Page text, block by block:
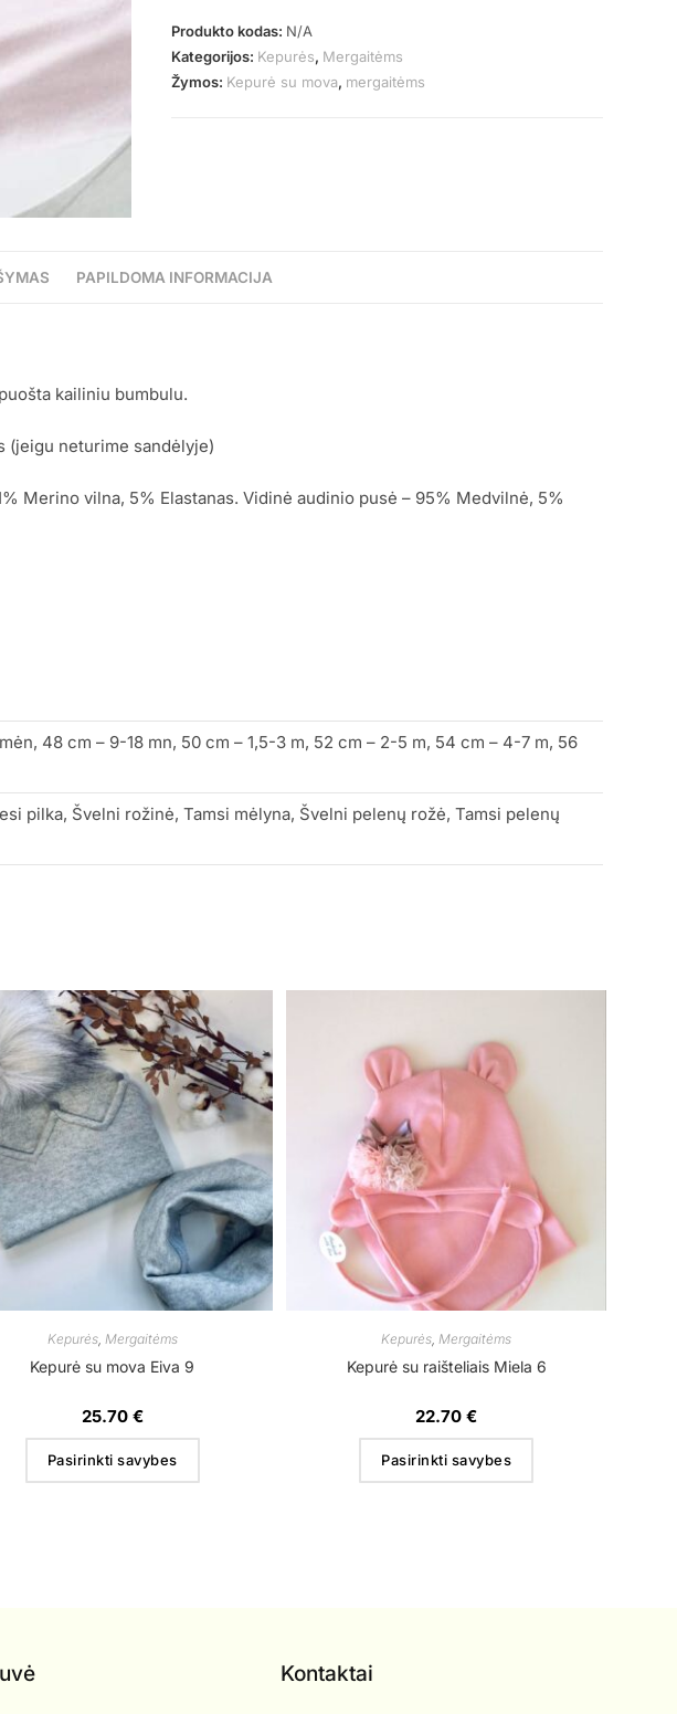
Produkto kodas: N/A
Kategorijos: Kepurės, Mergaitėms
Žymos: Kepurė su mova, mergaitėms
PAPILDOMA INFORMACIJA
kailiniu bumbulu.
(jeigu neturime sandėlyje)
Merino vilna, 5% Elastanas. Vidinė audinio pusė – 95% Medvilnė, 5%
48 cm – 9-18 mn, 50 cm – 1,5-3 m, 52 cm – 2-5 m, 54 cm – 4-7 m, 56
pilka, Švelni rožinė, Tamsi mėlyna, Švelni pelenų rožė, Tamsi pelenų
Kepurės, Mergaitėms
Kepurė su mova Eiva 9
25.70 €
Pasirinkti savybes
Kepurės,Mergaitėms
Kepurė su raišteliais Miela 6
22.70€
Pasirinkti savybes
Kontaktai